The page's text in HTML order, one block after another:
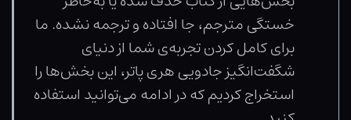
خستگی مترجم، جا افتاده و ترجمه نشده. ما
برای کامل کردن تجربه‌ی شما از دنیای
شگفت‌انگیز جادویی هری پاتر، این بخش‌ها را
استخراج کردیم که در ادامه می‌توانید استفاده